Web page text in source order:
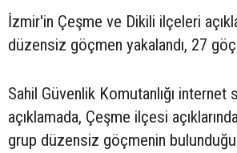
İzmir'in Çeşme ve Dikili ilçeleri
düzensiz göçmen yakalandı, 27
Sahil Güvenlik Komutanlığı internet
açıklamada, Çeşme ilçesi
grup düzensiz göçmenin